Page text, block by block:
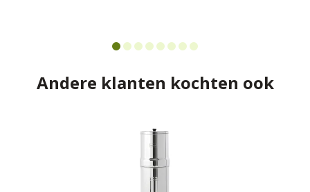
Andere klanten kochten ook